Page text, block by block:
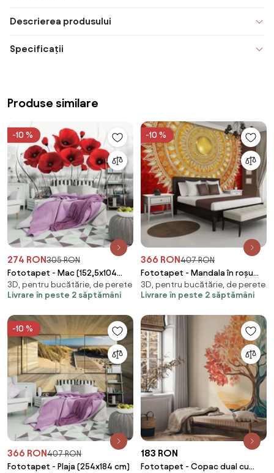
Descrierea produsului
Specificații
Produse similare
-10 %
274 RON305 RON
Fototapet - Mac (152,5x104
cm)
3D, pentru bucătărie, de perete
Livrare în peste 2 săptămâni
-10 %
366 RON407 RON
Fototapet - Mandala în roșu
(254x184 cm)
3D, pentru bucătărie, de perete
Livrare în peste 2 săptămâni
-10 %
366 RON407 RON
Fototapet - Plaja (254x184 cm)
183 RON
Fototapet - Copac dual cu